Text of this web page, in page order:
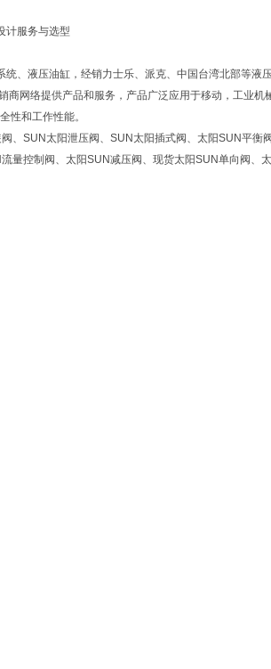
计服务与选型
统、液压油缸，经销力士乐、派克、中国台湾北部等液压
商网络提供产品和服务，产品广泛应用于移动，工业
性和工作性能。
、SUN太阳泄压阀、SUN太阳插式阀、太阳SUN平
量控制阀、太阳SUN减压阀、现货太阳SUN单向阀、